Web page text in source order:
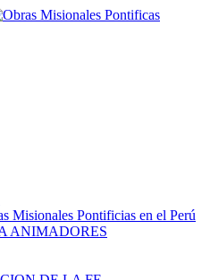
Misionales Pontificias en el Perú
ANIMADORES